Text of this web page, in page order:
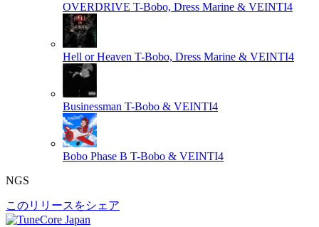
OVERDRIVE T-Bobo, Dress Marine & VEINTI4
Hell or Heaven T-Bobo, Dress Marine & VEINTI4
Businessman T-Bobo & VEINTI4
Bobo Phase B T-Bobo & VEINTI4
NGS
このリリースをシェア